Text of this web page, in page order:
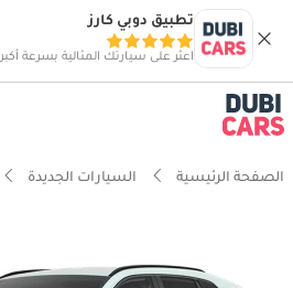
تطبيق دوبي كارز
اعثر على سيارتك المثالية بسرعة أكبر
الصفحة الرئيسية السيارات الجديدة